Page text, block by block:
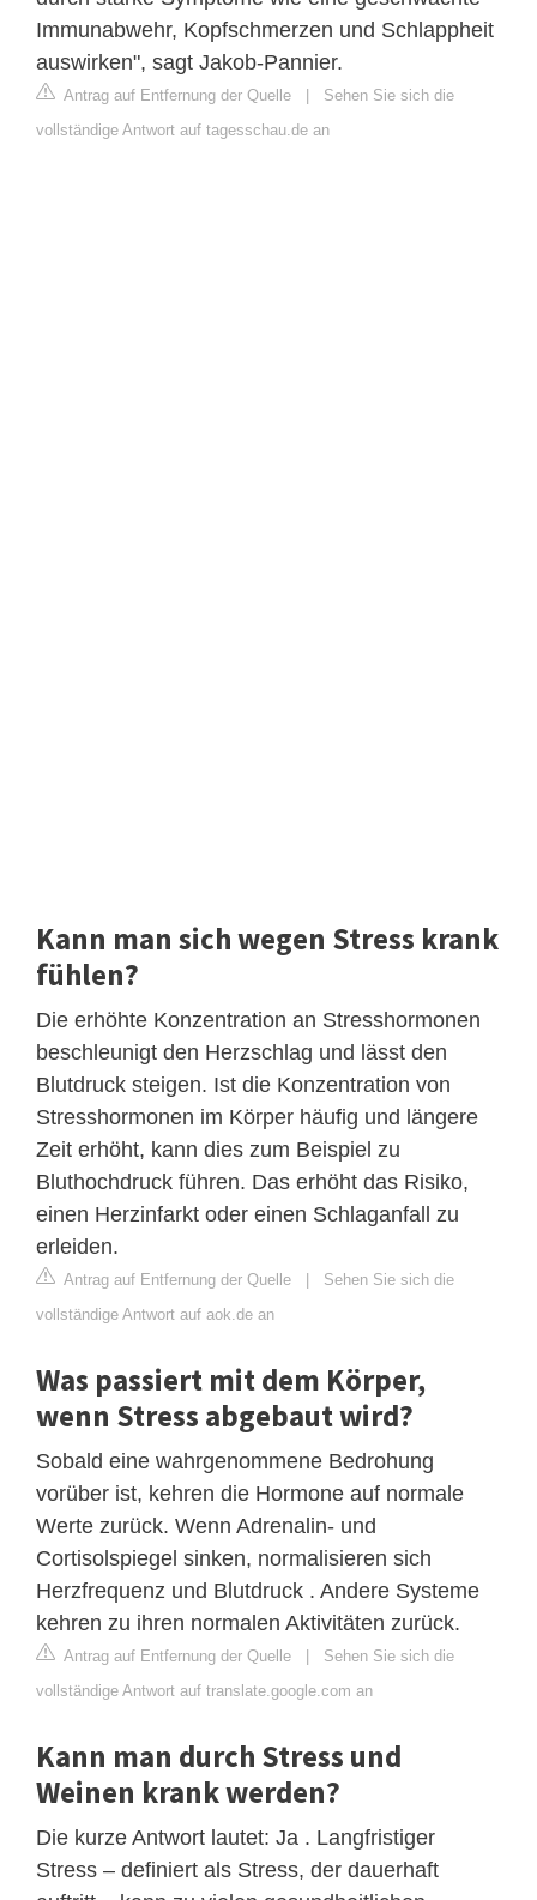
Immunabwehr, Kopfschmerzen und Schlappheit
auswirken", sagt Jakob-Pannier.
Antrag auf Entfernung der Quelle | Sehen Sie sich die
vollständige Antwort auf tagesschau.de an
Kann man sich wegen Stress krank
fühlen?
Die erhöhte Konzentration an Stresshormonen
beschleunigt den Herzschlag und lässt den
Blutdruck steigen. Ist die Konzentration von
Stresshormonen im Körper häufig und längere
Zeit erhöht, kann dies zum Beispiel zu
Bluthochdruck führen. Das erhöht das Risiko,
einen Herzinfarkt oder einen Schlaganfall zu
erleiden.
Antrag auf Entfernung der Quelle | Sehen Sie sich die
vollständige Antwort auf aok.de an
Was passiert mit dem Körper,
wenn Stress abgebaut wird?
Sobald eine wahrgenommene Bedrohung
vorüber ist, kehren die Hormone auf normale
Werte zurück. Wenn Adrenalin- und
Cortisolspiegel sinken, normalisieren sich
Herzfrequenz und Blutdruck . Andere Systeme
kehren zu ihren normalen Aktivitäten zurück.
Antrag auf Entfernung der Quelle | Sehen Sie sich die
vollständige Antwort auf translate.google.com an
Kann man durch Stress und
Weinen krank werden?
Die kurze Antwort lautet: Ja . Langfristiger
Stress – definiert als Stress, der dauerhaft